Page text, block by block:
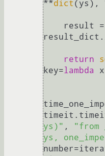
**dict (ys),
return
key=lambda
ys)" ,
"from
ys,